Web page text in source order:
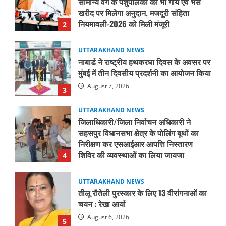
3
मुंबई में तीन दिवसीय प्रदर्शनी का आयोजन किया
August 7, 2026
4
जिलाधिकारी/जिला निर्वाचन अधिकारी ने
सहसपुर विधानसभा क्षेत्र के पोलिंग बूथों का
निरीक्षण कर एसआईआर आपत्ति निस्तारण
शिविर की व्यवस्थाओं का लिया जायजा
5
UTTARAKHAND NEWS
तीलू रौतेली पुरस्कार के लिए 13 वीरांगनाओं का
चयन : रेखा आर्या
August 6, 2026
1
UTTARAKHAND NEWS
15 अगस्त तक ई-केवाईसी नहीं कराई तो गैस
आपूर्ति पर पड़ सकता है असर
August 8, 2026